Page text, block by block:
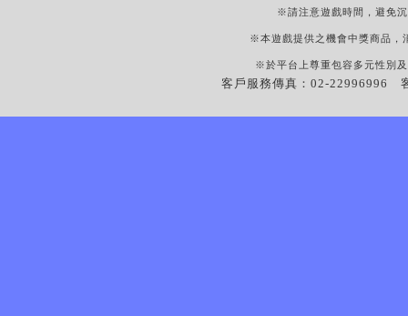
※請注意遊戲時間，避免
※本遊戲提供之機會中獎商品，
※於平台上尊重包容多元性別
客戶服務傳真：02-22996996